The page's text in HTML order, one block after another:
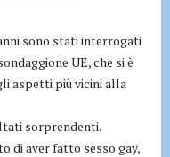
sono stati interrogati
UE, che si è
aspetti più vicini alla
sorprendenti.
di aver fatto sesso gay,